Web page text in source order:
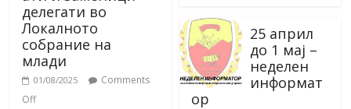
делегати во
Локалното
собрание на
млади
01/08/2025
Comments
Off
25 април
до 1 мај –
неделен
информат
ор